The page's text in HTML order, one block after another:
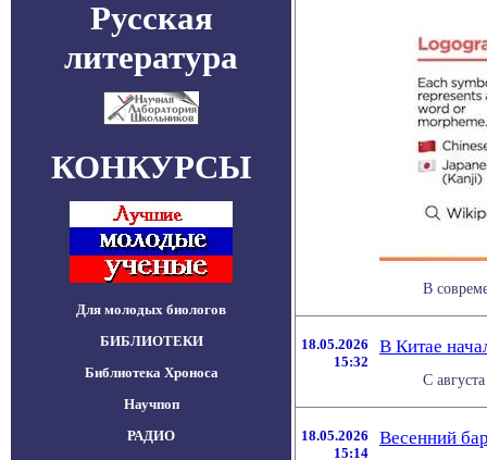
Русская
литература
КОНКУРСЫ
Для молодых биологов
БИБЛИОТЕКИ
Библиотека Хроноса
Научпоп
РАДИО
В
18.05.2026
15:32
В Китае
С
18.05.2026
15:14
Весенний